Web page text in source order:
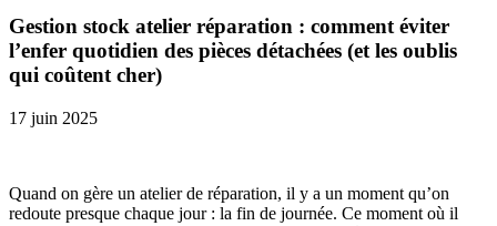
Gestion stock atelier réparation : comment éviter
l’enfer quotidien des pièces détachées (et les oublis
qui coûtent cher)
17 juin 2025
Quand on gère un atelier de réparation, il y a un moment qu’on
redoute presque chaque jour : la fin de journée. Ce moment où il